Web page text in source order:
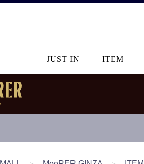
JUST IN ITEM